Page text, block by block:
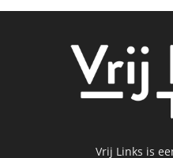
Vrij Links is